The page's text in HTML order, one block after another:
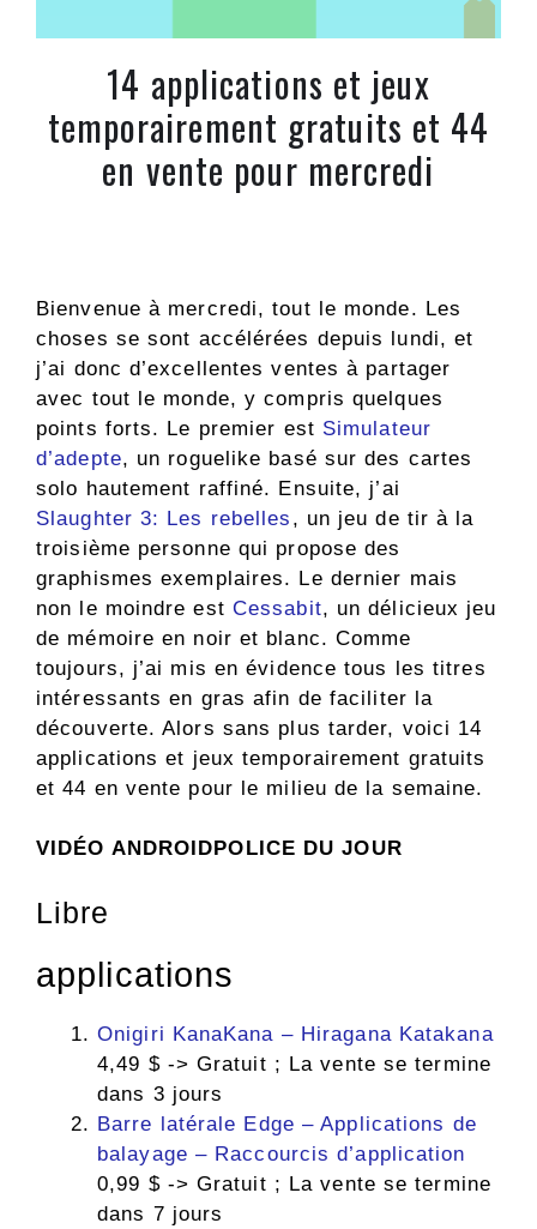
14 applications et jeux
temporairement gratuits et 44
en vente pour mercredi
Bienvenue à mercredi, tout le monde. Les
choses se sont accélérées depuis lundi, et
j’ai donc d’excellentes ventes à partager
avec tout le monde, y compris quelques
points forts. Le premier est Simulateur
d’adepte, un roguelike basé sur des cartes
solo hautement raffiné. Ensuite, j’ai
Slaughter 3: Les rebelles , un jeu de tir à la
troisième personne qui propose des
graphismes exemplaires. Le dernier mais
non le moindre est Cessabit, un délicieux jeu
de mémoire en noir et blanc. Comme
toujours, j’ai mis en évidence tous les titres
intéressants en gras afin de faciliter la
découverte. Alors sans plus tarder, voici 14
applications et jeux temporairement gratuits
et 44 en vente pour le milieu de la semaine.
VIDÉO ANDROIDPOLICE DU JOUR
Libre
applications
Onigiri KanaKana – Hiragana Katakana
4,49 $ -> Gratuit ; La vente se termine
dans 3 jours
Barre latérale Edge – Applications de
balayage – Raccourcis d’application
0,99 $ -> Gratuit ; La vente se termine
dans 7 jours